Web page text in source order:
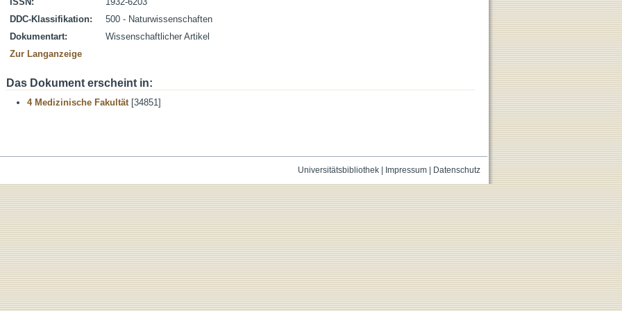
DDC-Klassifikation:
500 - Naturwissenschaften
Dokumentart:
Wissenschaftlicher Artikel
Zur Langanzeige
Das Dokument erscheint in:
4 Medizinische Fakultät[34851]
Universitätsbibliothek| Impressum| Datenschutz